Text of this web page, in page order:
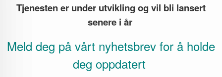
Tjenesten er under utvikling og vil bli lansert
senere i år
Meld deg på vårt nyhetsbrev for å holde
deg oppdatert